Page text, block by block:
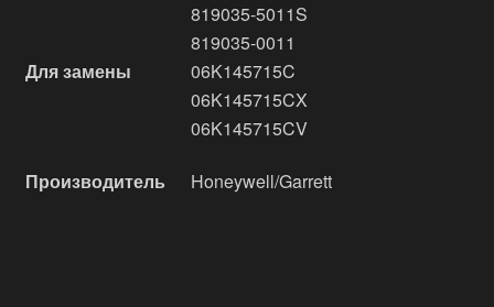
Для замены
819035-5011S
819035-0011
06K145715C
06K145715CX
06K145715CV
Производитель Honeywell/Garrett